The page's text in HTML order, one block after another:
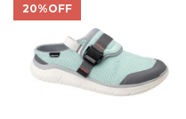
20%OFF